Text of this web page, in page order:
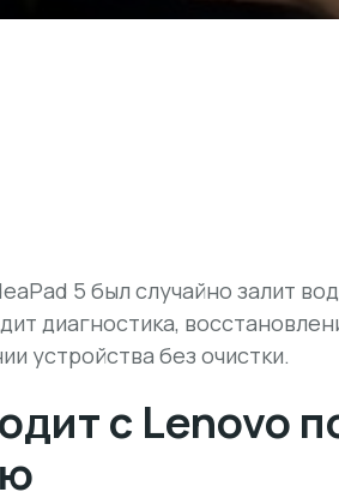
5 был случайно залит
диагностика,
устройства без очистки.
с Lenovo